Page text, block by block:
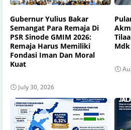
Gubernur Yulius Bakar
Semangat Para Remaja Di
PSR Sinode GMIM 2026:
Remaja Harus Memiliki
Fondasi Iman Dan Moral
Kuat
July 30, 2026
Mdk